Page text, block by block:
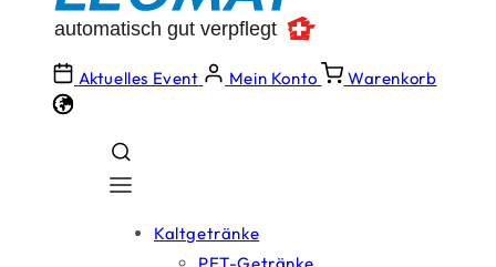
Aktuelles Event Mein Konto Warenkorb
Kaltgetränke